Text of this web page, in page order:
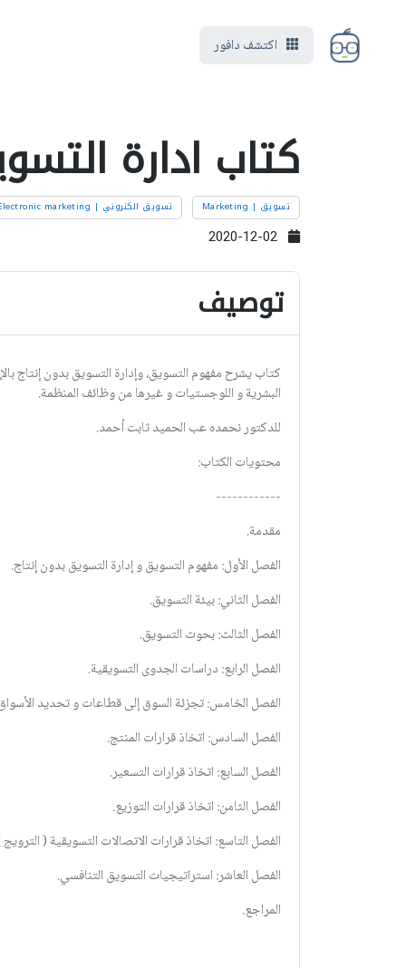
اكتشف دافور
كتاب ادارة
تسويق | Marketing تسويق الكتروني | Electronic marketing
توصيف
كتاب يشرح مفھوم التسویق، وإدارة التسویق بدون إنتاج
البشرية و اللوجستيات و غيرها من وظائف المنظمة.
للدكتور نحمده عب الحميد ثابت أحمد.
محتويات الكتاب:
------------
مقدمة.
الفصل الأول: مفهوم التسويق و إدارة التسويق بدون إنتاج.
الفصل الثاني: بيئة التسويق.
الفصل الثالث: بحوث التسويق.
الفصل الرابع: دراسات الجدوى التسويقية.
الفصل الخامس: تجزئة السوق إلى قطاعات و تحديد
الفصل السادس: اتخاذ قرارات المنتج.
الفصل السابع: اتخاذ قرارات التسعير.
الفصل الثامن: اتخاذ قرارات التوزيع.
الفصل التاسع: اتخاذ قرارات الاتصالات التسويقية (
الفصل العاشر: استراتيجيات التسويق التنافسي.
المراجع.